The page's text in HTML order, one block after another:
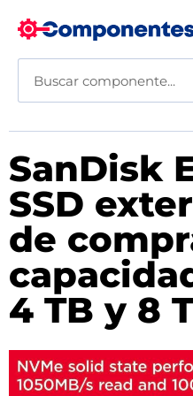
SanDisk
SSD
de
4 TB y 8